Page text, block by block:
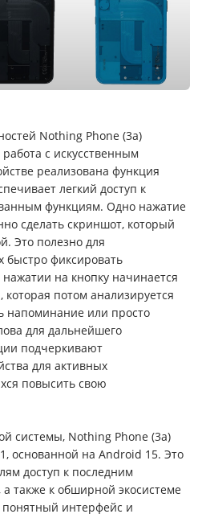
Nothing Phone (3a)
с искусственным
реализована функция
легкий доступ к
функциям. Одно нажатие
сделать скриншот, который
Это полезно для
быстро фиксировать
на кнопку начинается
которая потом анализируется
напоминание или просто
для дальнейшего
подчеркивают
для активных
повысить свою
системы, Nothing Phone (3a)
основанной на Android 15. Это
доступ к последним
также к обширной экосистеме
интерфейс и